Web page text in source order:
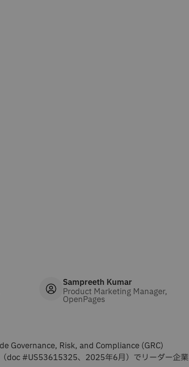
Sampreeth Kumar
Product Marketing Manager,
OpenPages
Governance, Risk, and Compliance (GRC)
doc #US53615325、2025年6月）でリーダー企業